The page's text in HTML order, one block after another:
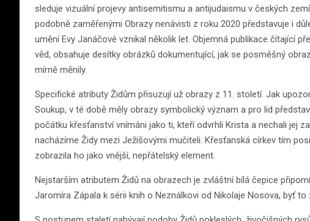
sleduje vizuální projevy antisemitismu a antijudaismu v českých
podobně zaměřenými Obrazy nenávisti z roku 2020 představuje i
umění Evy Janáčové vznikal několik let. Objemná publikace čítající
věd, obsahuje desítky obrázků dokumentující, jak se posměšný
mírně měnily.
Specifické atributy Židům přisuzují už obrazy z 11. století. Jak
Soukup, v té době měly obrazy symbolický význam a pro lid
počátku křesťanství vnímáni jako ti, kteří odvrhli Krista a nechali jej
nacházíme Židy mezi Ježíšovými mučiteli. Křesťanská církev tím
zobrazila ho jako vnější, nepřátelský element.
Nejstarším atributem Židů na obrazech je zvláštní bílá čepice
Jaromíra Zápala k sérii knih o Neználkovi od Nikolaje Nosova, byť